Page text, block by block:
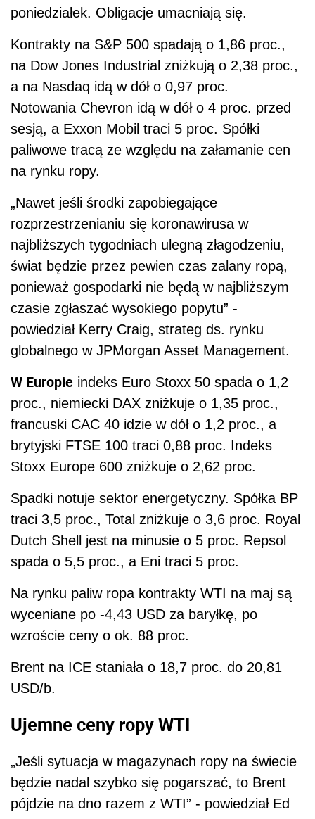
poniedziałek. Obligacje umacniają się.
Kontrakty na S&P 500 spadają o 1,86 proc.,
na Dow Jones Industrial zniżkują o 2,38 proc.,
a na Nasdaq idą w dół o 0,97 proc.
Notowania Chevron idą w dół o 4 proc. przed
sesją, a Exxon Mobil traci 5 proc. Spółki
paliwowe tracą ze względu na załamanie cen
na rynku ropy.
„Nawet jeśli środki zapobiegające
rozprzestrzenianiu się koronawirusa w
najbliższych tygodniach ulegną złagodzeniu,
świat będzie przez pewien czas zalany ropą,
ponieważ gospodarki nie będą w najbliższym
czasie zgłaszać wysokiego popytu” -
powiedział Kerry Craig, strateg ds. rynku
globalnego w JPMorgan Asset Management.
W Europie indeks Euro Stoxx 50 spada o 1,2
proc., niemiecki DAX zniżkuje o 1,35 proc.,
francuski CAC 40 idzie w dół o 1,2 proc., a
brytyjski FTSE 100 traci 0,88 proc. Indeks
Stoxx Europe 600 zniżkuje o 2,62 proc.
Spadki notuje sektor energetyczny. Spółka BP
traci 3,5 proc., Total zniżkuje o 3,6 proc. Royal
Dutch Shell jest na minusie o 5 proc. Repsol
spada o 5,5 proc., a Eni traci 5 proc.
Na rynku paliw ropa kontrakty WTI na maj są
wyceniane po -4,43 USD za baryłkę, po
wzroście ceny o ok. 88 proc.
Brent na ICE staniała o 18,7 proc. do 20,81
USD/b.
Ujemne ceny ropy WTI
„Jeśli sytuacja w magazynach ropy na świecie
będzie nadal szybko się pogarszać, to Brent
pójdzie na dno razem z WTI” - powiedział Ed